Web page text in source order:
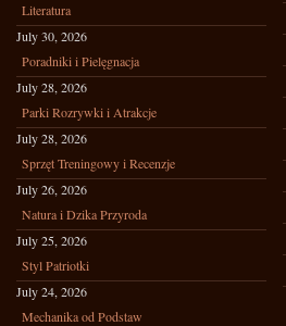
Literatura
July 30, 2026
Poradniki i Pielęgnacja
July 28, 2026
Parki Rozrywki i Atrakcje
July 28, 2026
Sprzęt Treningowy i Recenzje
July 26, 2026
Natura i Dzika Przyroda
July 25, 2026
Styl Patriotki
July 24, 2026
Mechanika od Podstaw